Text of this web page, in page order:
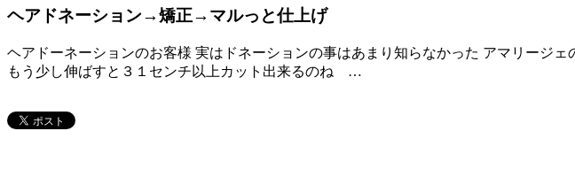
ヘアドネーション→矯正→マルっと仕上げ
ヘアドーネーションのお客様 実はドネーションの事はあまり知らなかった アマリージ
もう少し伸ばすと３１センチ以上カット出来るのね …